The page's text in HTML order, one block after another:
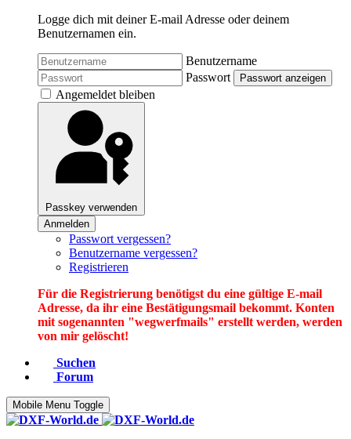
Logge dich mit deiner E-mail Adresse oder deinem
Benutzernamen ein.
Benutzername
Passwort
Passwort anzeigen
Angemeldet bleiben
Passkey verwenden
Anmelden
Passwort vergessen?
Benutzername vergessen?
Registrieren
Für die Registrierung benötigst du eine gültige E-mail
Adresse, da ihr eine Bestätigungsmail bekommt. Konten
mit sogenannten "wegwerfmails" erstellt werden, werden
von mir gelöscht!
Suchen
Forum
Mobile Menu Toggle